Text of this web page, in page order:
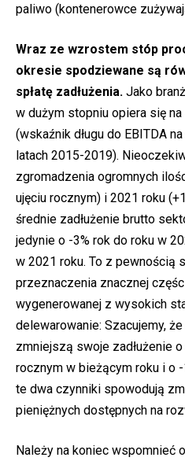
paliwo (kontenerowce
Wraz ze wzrostem stóp
okresie spodziewane są
spłatę zadłużenia. Jako
w dużym stopniu opiera się
(wskaźnik długu do EBITDA
latach 2015-2019).
zgromadzenia ogromnych
ujęciu rocznym) i 2021 roku
średnie zadłużenie brutto
jedynie o -3% rok do roku w
w 2021 roku. To z pewnością
przeznaczenia znacznej
wygenerowanej z wysokich
delewarowanie: Szacujemy,
zmniejszą swoje zadłużenie o
rocznym w bieżącym roku i o
te dwa czynniki spowodują
pieniężnych dostępnych na
Należy na koniec wspomnieć